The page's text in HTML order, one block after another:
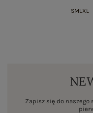
SML XL
Zapisz się do naszego